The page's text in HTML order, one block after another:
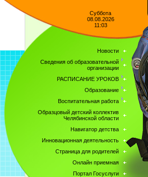
Суббота
08.08.2026
11:03
Новости
Сведения об образовательной
организации
РАСПИСАНИЕ УРОКОВ
Образование
Воспитательная работа
Образцовый детский коллектив
Челябинской области
Навигатор детства
Инновационная деятельность
Страница для родителей
Онлайн приемная
Портал Госуслуги